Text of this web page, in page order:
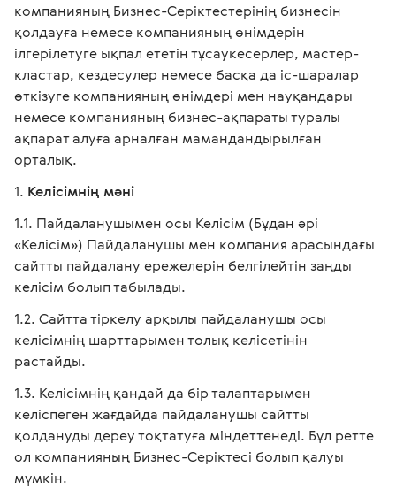
компанияның Бизнес-Серіктестерінің бизнесін
қолдауға немесе компанияның өнімдерін
ілгерілетуге ықпал ететін тұсаукесерлер, мастер-
кластар, кездесулер немесе басқа да іс-шаралар
өткізуге компанияның өнімдері мен науқандары
немесе компанияның бизнес-ақпараты туралы
ақпарат алуға арналған мамандандырылған
орталық.
Келісімнің мәні
Пайдаланушымен осы Келісім (Бұдан әрі
«Келісім») Пайдаланушы мен компания арасындағы
сайтты пайдалану ережелерін белгілейтін заңды
келісім болып табылады.
Сайтта тіркелу арқылы пайдаланушы осы
келісімнің шарттарымен толық келісетінін
растайды.
Келісімнің қандай да бір талаптарымен
келіспеген жағдайда пайдаланушы сайтты
қолдануды дереу тоқтатуға міндеттенеді. Бұл ретте
ол компанияның Бизнес-Серіктесі болып қалуы
мүмкін.